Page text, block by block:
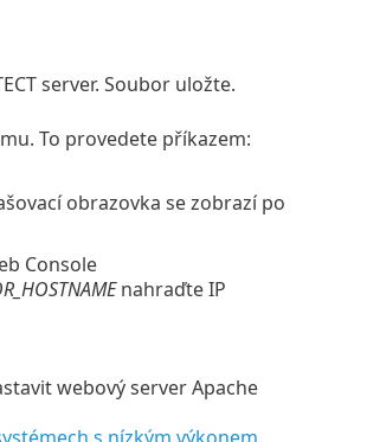
server. Soubor uložte.
To provedete příkazem:
obrazovka se zobrazí po
Console
nahraďte IP
webový server Apache